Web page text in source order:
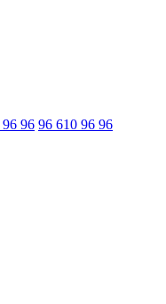
96 610 96 96